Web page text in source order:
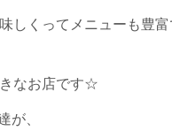
しくってメニューも豊富
なお店です☆
が、